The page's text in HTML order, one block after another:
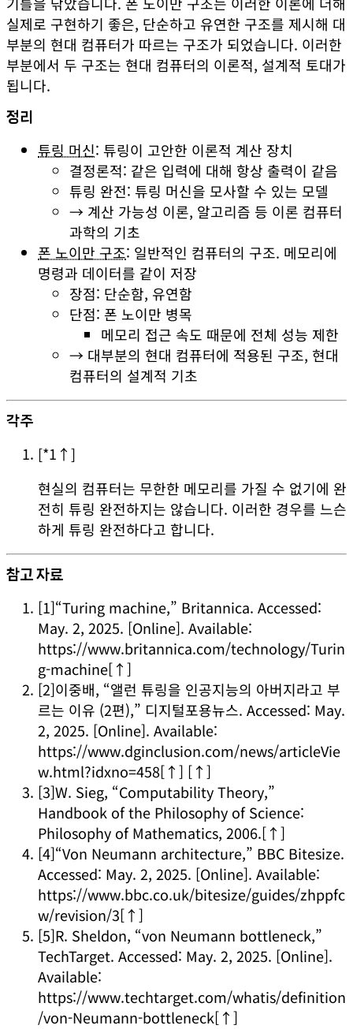
실제로 구현하기 좋은, 단순하고 유연한 구조를 제시해 대
부분의 현대 컴퓨터가 따르는 구조가 되었습니다. 이러한
부분에서 두 구조는 현대 컴퓨터의 이론적, 설계적 토대가
됩니다.
정리
튜링 머신: 튜링이 고안한 이론적 계산 장치
결정론적: 같은 입력에 대해 항상 출력이 같음
튜링 완전: 튜링 머신을 모사할 수 있는 모델
→ 계산 가능성 이론, 알고리즘 등 이론 컴퓨터
과학의 기초
폰 노이만 구조: 일반적인 컴퓨터의 구조. 메모리에
명령과 데이터를 같이 저장
장점: 단순함, 유연함
단점: 폰 노이만 병목
메모리 접근 속도 때문에 전체 성능 제한
→ 대부분의 현대 컴퓨터에 적용된 구조, 현대
컴퓨터의 설계적 기초
각주
[*1↑]
현실의 컴퓨터는 무한한 메모리를 가질 수 없기에 완
전히 튜링 완전하지는 않습니다. 이러한 경우를 느슨
하게 튜링 완전하다고 합니다.
참고 자료
[1]“Turing machine,” Britannica. Accessed:
May. 2, 2025. [Online]. Available:
https://www.britannica.com/technology/Turin
g-machine[↑]
[2]이중배, “앨런 튜링을 인공지능의 아버지라고 부
르는 이유 (2편),” 디지털포용뉴스. Accessed: May.
2, 2025. [Online]. Available:
https://www.dginclusion.com/news/articleVie
w.html?idxno=458[↑] [↑]
[3]W. Sieg, “Computability Theory,”
Handbook of the Philosophy of Science:
Philosophy of Mathematics, 2006.[↑]
[4]“Von Neumann architecture,” BBC Bitesize.
Accessed: May. 2, 2025. [Online]. Available:
https://www.bbc.co.uk/bitesize/guides/zhppfc
w/revision/3[↑]
[5]R. Sheldon, “von Neumann bottleneck,”
TechTarget. Accessed: May. 2, 2025. [Online].
Available:
https://www.techtarget.com/whatis/definition
/von-Neumann-bottleneck[↑]